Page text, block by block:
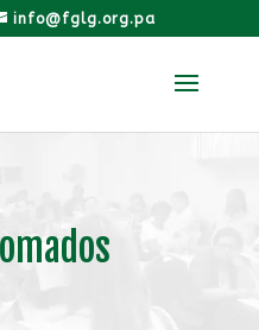
info@fglg.org.pa